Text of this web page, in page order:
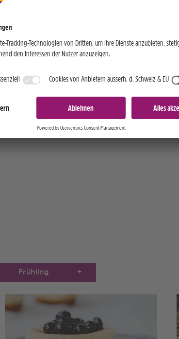
ablöschen und
ist ähnlich wie bei
vom Bulgur komplett
trotzdem noch locker
Geschmack - noch
3dl
Frühling +